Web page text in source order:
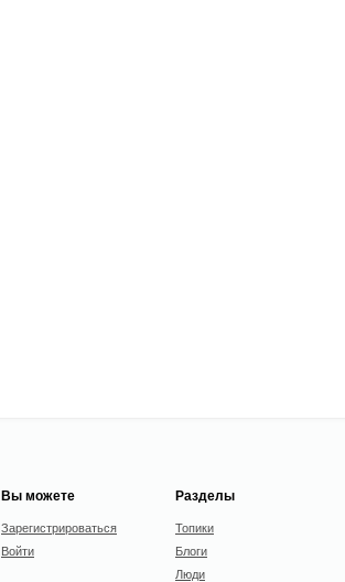
Вы можете
Зарегистрироваться
Войти
Разделы
Топики
Блоги
Люди